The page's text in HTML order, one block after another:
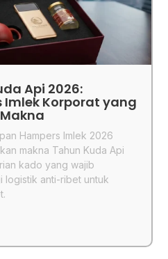
Api 2026:
Korporat yang
Hampers Imlek 2026
makna Tahun Kuda Api
kado yang wajib
logistik anti-ribet untuk